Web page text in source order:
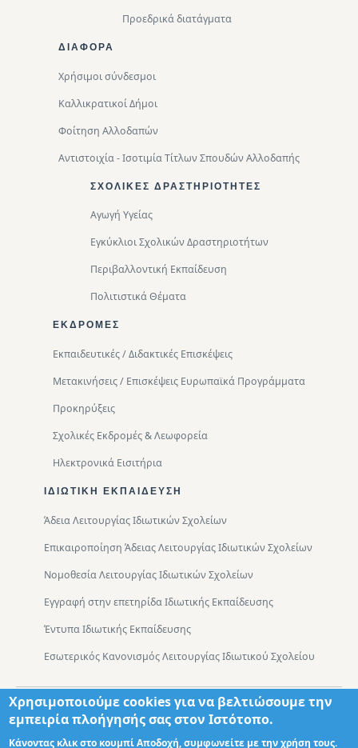
Προεδρικά διατάγματα
ΔΙΑΦΟΡΑ
Χρήσιμοι σύνδεσμοι
Καλλικρατικοί Δήμοι
Φοίτηση Αλλοδαπών
Αντιστοιχία - Ισοτιμία Τίτλων Σπουδών Αλλοδαπής
ΣΧΟΛΙΚΈΣ ΔΡΑΣΤΗΡΙΌΤΗΤΕΣ
Αγωγή Υγείας
Εγκύκλιοι Σχολικών Δραστηριοτήτων
Περιβαλλοντική Eκπαίδευση
Πολιτιστικά Θέματα
ΕΚΔΡΟΜΈΣ
Εκπαιδευτικές / Διδακτικές Επισκέψεις
Μετακινήσεις / Επισκέψεις Ευρωπαϊκά Προγράμματα
Προκηρύξεις
Σχολικές Εκδρομές & Λεωφορεία
Ηλεκτρονικά Εισιτήρια
ΙΔΙΩΤΙΚΉ ΕΚΠΑΊΔΕΥΣΗ
Άδεια Λειτουργίας Ιδιωτικών Σχολείων
Επικαιροποίηση Άδειας Λειτουργίας Ιδιωτικών Σχολείων
Νομοθεσία Λειτουργίας Ιδιωτικών Σχολείων
Εγγραφή στην επετηρίδα Ιδιωτικής Εκπαίδευσης
Έντυπα Ιδιωτικής Εκπαίδευσης
Εσωτερικός Κανονισμός Λειτουργίας Ιδιωτικού Σχολείου
Footer
Τμήματα Χάρτης Πρόσβασης
Χρησιμοποιούμε cookies για να βελτιώσουμε την
εμπειρία πλοήγησής σας στον Ιστότοπο.
Κάνοντας κλικ στο κουμπί Αποδοχή, συμφωνείτε με την χρήση τους.